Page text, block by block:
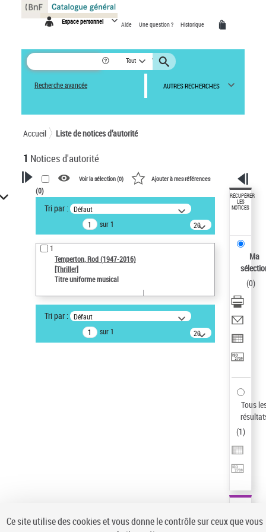
Espace personnel Aide Une question ? Historique
Tout
Recherche avancée AUTRES RECHERCHES
Accueil Liste de notices d’autorité
1 Notices d'autorité
VOTRE RECHERCHE
Recherche avancée dans les
notices d’autorité
Œuvres liées à l'auteur :
Temperton, Rod (1947-2016)
Sauvegarder votre recherche
AFFINER
Type de notice d'autorité
Voir la sélection (0) Ajouter à mes références
(0)
Tri par : Défaut
sur 1
20
résultats/page
1
Temperton, Rod (1947-2016)
[Thriller]
Titre uniforme musical
Tri par : Défaut
sur 1
20
résultats/page
RÉCUPÉRER
LES
NOTICES
Ma
(0)
Tous
(1)
Panneau de gestion des cookies
Ce site utilise des cookies et vous donne le contrôle sur ceux que vous